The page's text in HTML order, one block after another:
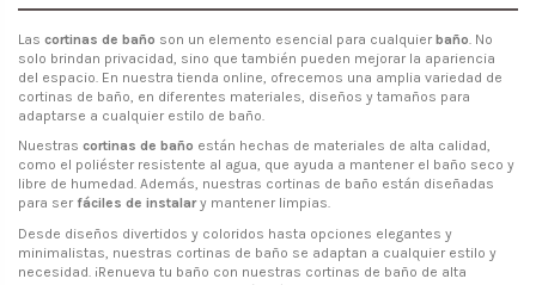
Las cortinas de baño son un elemento esencial para cualquier baño . No
solo brindan privacidad, sino que también pueden mejorar la apariencia
del espacio. En nuestra tienda online, ofrecemos una amplia variedad de
cortinas de baño, en diferentes materiales, diseños y tamaños para
adaptarse a cualquier estilo de baño.
Nuestras cortinas de baño están hechas de materiales de alta calidad,
como el poliéster resistente al agua, que ayuda a mantener el baño seco y
libre de humedad. Además, nuestras cortinas de baño están diseñadas
para ser fáciles de instalary mantener limpias.
Desde diseños divertidos y coloridos hasta opciones elegantes y
minimalistas, nuestras cortinas de baño se adaptan a cualquier estilo y
necesidad. ¡Renueva tu baño con nuestras cortinas de baño de alta